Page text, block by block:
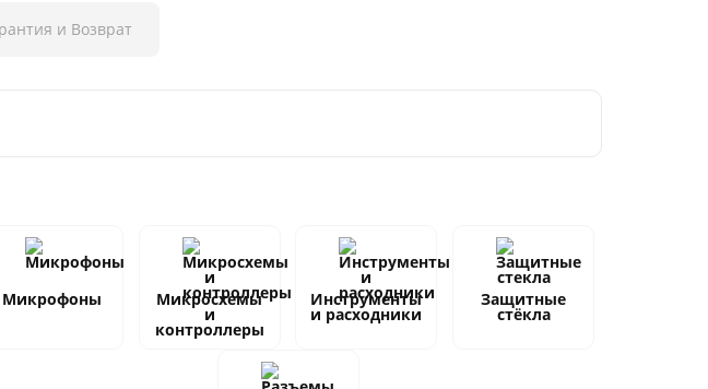
и Возврат
Микрофоны Микросхемы
и
контроллеры
Инструменты
и расходники
Защитные
стёкла